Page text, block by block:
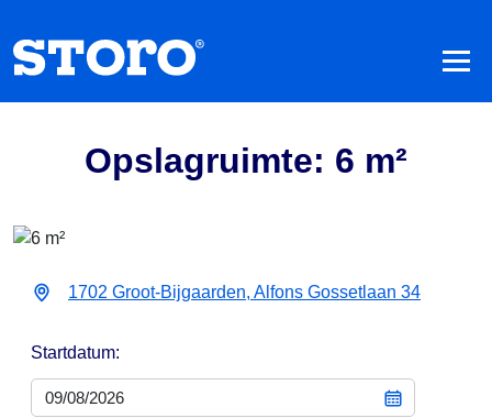
Opslagruimte: 6 m²
1702 Groot-Bijgaarden, Alfons Gossetlaan 34
Startdatum: